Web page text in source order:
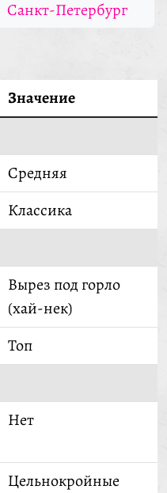
Санкт-Петербург
Значение
Средняя
Классика
Вырез под горло
(хай-нек)
Топ
Нет
Цельнокройные